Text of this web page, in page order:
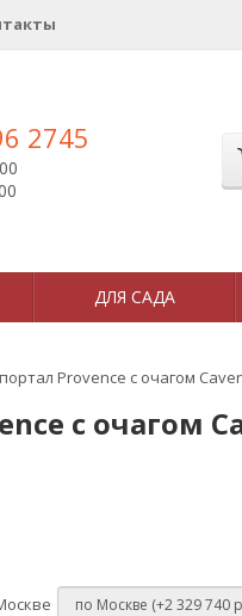
2745
ДЛЯ САДА
Provence с очагом
с очагом